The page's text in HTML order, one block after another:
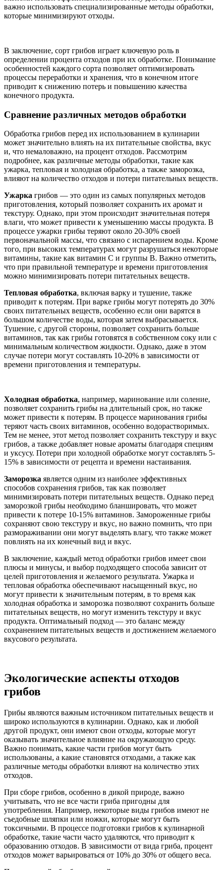
важно использовать специализированные методы обработки,
которые минимизируют отходы.
В заключение, сорт грибов играет ключевую роль в
определении процента отходов при их обработке. Понимание
особенностей каждого сорта позволяет оптимизировать
процессы переработки и хранения, что в конечном итоге
приводит к снижению потерь и повышению качества
конечного продукта.
Сравнение различных методов обработки
Обработка грибов перед их использованием в кулинарии
может значительно влиять на их питательные свойства, вкус
и, что немаловажно, на процент отходов. Рассмотрим
подробнее, как различные методы обработки, такие как
ужарка, тепловая и холодная обработка, а также заморозка,
влияют на количество отходов и потери питательных веществ.
Ужарка грибов — это один из самых популярных методов
приготовления, который позволяет сохранить их аромат и
текстуру. Однако, при этом происходит значительная потеря
влаги, что может привести к уменьшению массы продукта. В
процессе ужарки грибы теряют около 20-30% своей
первоначальной массы, что связано с испарением воды. Кроме
того, при высоких температурах могут разрушаться некоторые
витамины, такие как витамин C и группы B. Важно отметить,
что при правильной температуре и времени приготовления
можно минимизировать потери питательных веществ.
Тепловая обработка, включая варку и тушение, также
приводит к потерям. При варке грибы могут потерять до 30%
своих питательных веществ, особенно если они варятся в
большом количестве воды, которая затем выбрасывается.
Тушение, с другой стороны, позволяет сохранить больше
витаминов, так как грибы готовятся в собственном соку или с
минимальным количеством жидкости. Однако, даже в этом
случае потери могут составлять 10-20% в зависимости от
времени приготовления и температуры.
Холодная обработка, например, маринование или соление,
позволяет сохранить грибы на длительный срок, но также
может привести к потерям. В процессе маринования грибы
теряют часть своих витаминов, особенно водорастворимых.
Тем не менее, этот метод позволяет сохранить текстуру и вкус
грибов, а также добавляет новые ароматы благодаря специям
и уксусу. Потери при холодной обработке могут составлять 5-
15% в зависимости от рецепта и времени настаивания.
Заморозка является одним из наиболее эффективных
способов сохранения грибов, так как позволяет
минимизировать потери питательных веществ. Однако перед
заморозкой грибы необходимо бланшировать, что может
привести к потере 10-15% витаминов. Замороженные грибы
сохраняют свою текстуру и вкус, но важно помнить, что при
размораживании они могут выделять влагу, что также может
повлиять на их конечный вид и вкус.
В заключение, каждый метод обработки грибов имеет свои
плюсы и минусы, и выбор подходящего способа зависит от
целей приготовления и желаемого результата. Ужарка и
тепловая обработка обеспечивают насыщенный вкус, но
могут привести к значительным потерям, в то время как
холодная обработка и заморозка позволяют сохранить больше
питательных веществ, но могут изменить текстуру и вкус
продукта. Оптимальный подход — это баланс между
сохранением питательных веществ и достижением желаемого
вкусового результата.
Экологические аспекты отходов
грибов
Грибы являются важным источником питательных веществ и
широко используются в кулинарии. Однако, как и любой
другой продукт, они имеют свои отходы, которые могут
оказывать значительное влияние на окружающую среду.
Важно понимать, какие части грибов могут быть
использованы, а какие становятся отходами, а также как
различные методы обработки влияют на количество этих
отходов.
При сборе грибов, особенно в дикой природе, важно
учитывать, что не все части гриба пригодны для
употребления. Например, некоторые виды грибов имеют не
съедобные шляпки или ножки, которые могут быть
токсичными. В процессе подготовки грибов к кулинарной
обработке, такие части часто удаляются, что приводит к
образованию отходов. В зависимости от вида гриба, процент
отходов может варьироваться от 10% до 30% от общего веса.